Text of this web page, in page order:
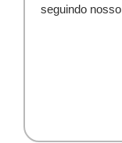
seguindo